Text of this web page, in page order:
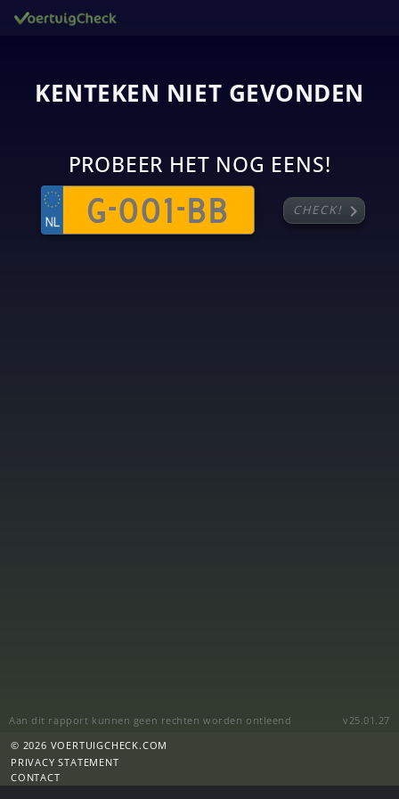
KENTEKEN NIET GEVONDEN
PROBEER HET NOG EENS!
CHECK! chevron_right
Aan dit rapport kunnen geen rechten worden ontleend
v25.01.27
© 2026 VOERTUIGCHECK.COM
PRIVACY STATEMENT
CONTACT